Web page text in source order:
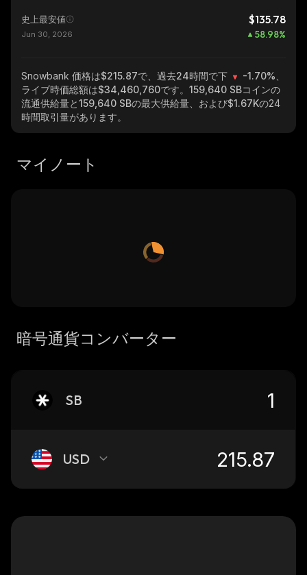
史上最安値 $135.78
Jun 30, 2026 58.98%
Snowbank 価格は$215.87で、過去24時間で下 -1.70%
ライブ時価総額は$34,460,760です。 159,640 SBコインの
流通供給量と159,640 SBの最大供給量、および$1.67Kの24
時間取引量があります。
マイノート
暗号通貨コンバーター
SB
USD